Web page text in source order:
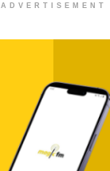
ADVERTISEMENT